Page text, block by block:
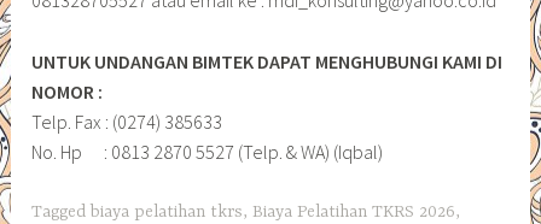
UNTUK UNDANGAN BIMTEK DAPAT MENGHUBUNGI KAMI DI
NOMOR :
Telp. Fax : (0274) 385633
No. Hp : 0813 2870 5527 (Telp. & WA) (Iqbal)
Tagged biaya pelatihan tkrs, Biaya Pelatihan TKRS 2026,